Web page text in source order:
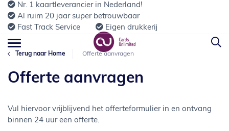
Nr. 1 kaartleverancier in Nederland!
Al ruim 20 jaar super betrouwbaar
Fast Track Service
Eigen drukkerij
Terug naar Home Offerte aanvragen
Offerte aanvragen
Vul hiervoor vrijblijvend het offerteformulier in en ontvang
binnen 24 uur een offerte.